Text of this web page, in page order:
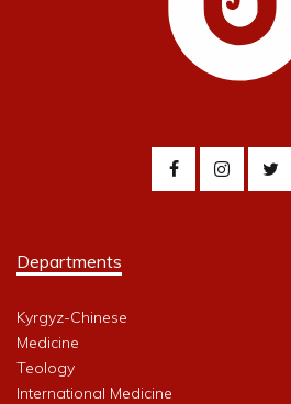
Departments
Kyrgyz-Chinese
Medicine
Teology
International Medicine